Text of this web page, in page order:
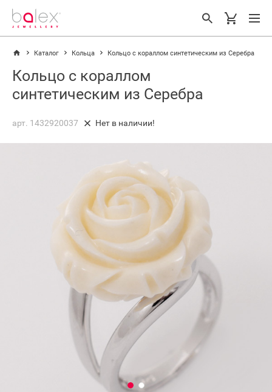
Каталог Кольца Кольцо с кораллом синтетическим из Серебра
Кольцо с кораллом
синтетическим из Серебра
арт. 1432920037 Нет в наличии!